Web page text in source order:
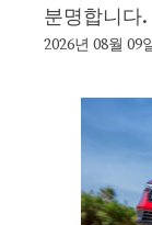
분명합니다.
2026년 08월 09